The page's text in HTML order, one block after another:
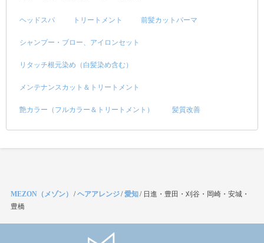
ヘッドスパ トリートメント 前髪カットパーマ
シャンプー・ブロー、アイロンセット
リタッチ根元染め（白髪染め含む）
メンテナンスカット＆トリートメント
艶カラー（フルカラー＆トリートメント） 髪質改善
MEZON（メゾン） /ヘアアレンジ/愛知/ 日進・豊田・刈谷・岡崎・安城・
豊橋